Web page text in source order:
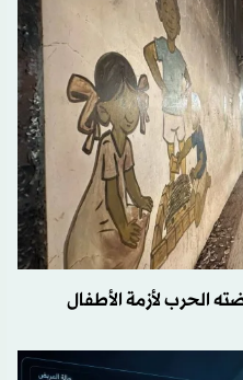
الحرب لأزمة الأطفال